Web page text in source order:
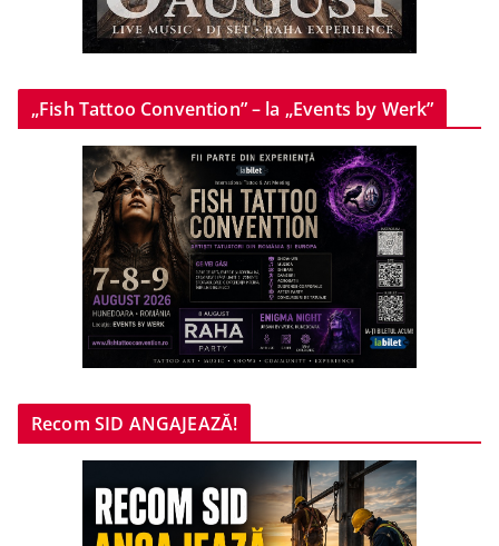
„Fish Tattoo Convention” – la „Events by Werk”
Recom SID ANGAJEAZĂ!